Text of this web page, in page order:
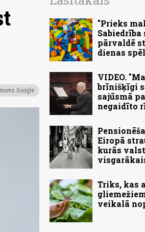
Google
"Prieks
pārvaldē
dienas
VIDEO.
brīnišķīgi
sajūsmā
negaidīto
Eiropā
kurās
Triks, kas
veikalā